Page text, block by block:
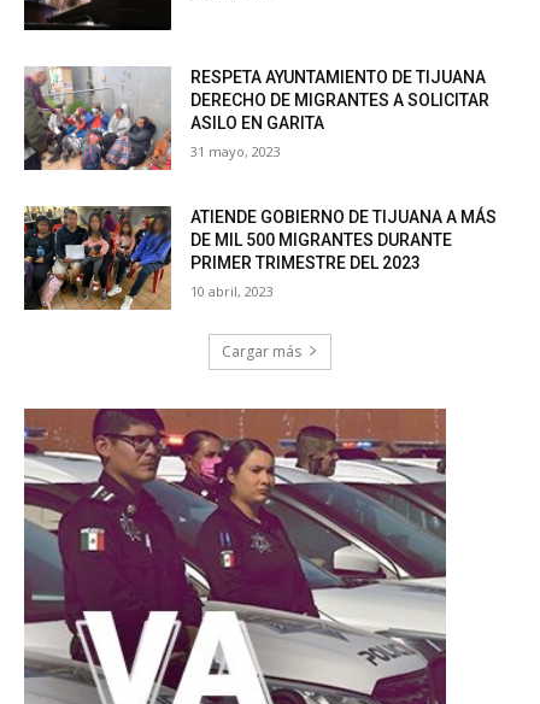
RESPETA AYUNTAMIENTO DE TIJUANA
DERECHO DE MIGRANTES A SOLICITAR
ASILO EN GARITA
31 mayo, 2023
ATIENDE GOBIERNO DE TIJUANA A MÁS
DE MIL 500 MIGRANTES DURANTE
PRIMER TRIMESTRE DEL 2023
10 abril, 2023
Cargar más